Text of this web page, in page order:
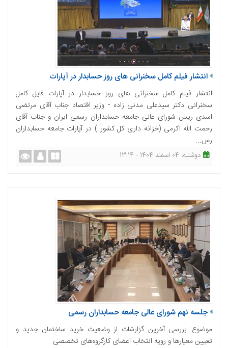
انتشار فیلم کامل سخنرانی های روز حسابدار در آپارات
انتشار فیلم کامل سخنرانی های روز حسابدار در آپارات فایل کامل
سخنرانی دکتر سیدعلی مدنی زاده - وزیر اقتصاد جناب آقای مرتضی
اسدی ریس شورای عالی جامعه حسابداران رسمی ایران و جناب آقای
رحمت الله اکرمی (خزانه داری کل کشور ) در آپارات جامعه حسابداران
رس...
دوشنبه، 04 اسفند 1404 - 13:14
جلسه نهم شورای عالی جامعه حسابداران رسمی
موضوع: بررسی آخرین گزارشات از وضعیت خرید ساختمان جدید و
تعیین معیارها و رویه انتخاب اعضای کارگروه‌های تخصصی